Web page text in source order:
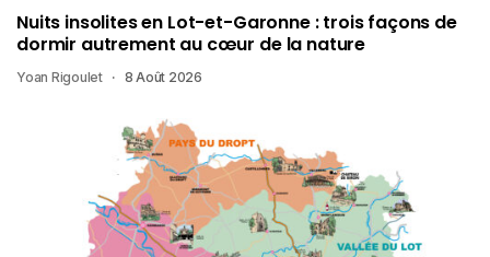
Nuits insolites en Lot-et-Garonne : trois façons de
dormir autrement au cœur de la nature
Yoan Rigoulet 8 Août 2026